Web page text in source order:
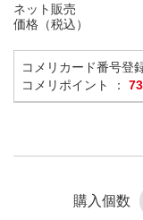
ネット販売
価格（税込）
コメリカード番号登
コメリポイント ：
購入個数